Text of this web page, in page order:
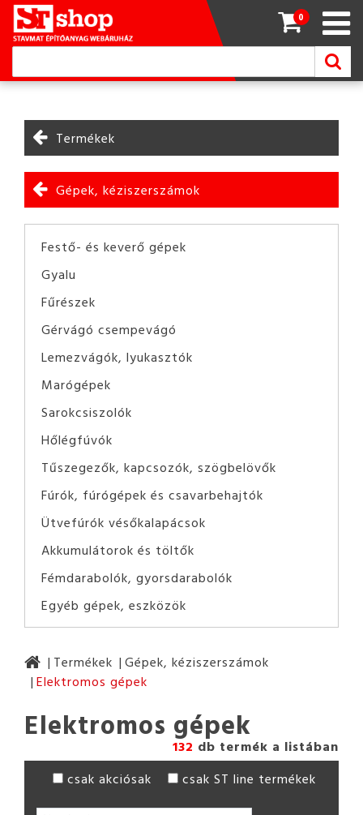
0
Termékek
Gépek, kéziszerszámok
Festő- és keverő gépek
Gyalu
Fűrészek
Gérvágó csempevágó
Lemezvágók, lyukasztók
Marógépek
Sarokcsiszolók
Hőlégfúvók
Tűszegezők, kapcsozók, szögbelövők
Fúrók, fúrógépek és csavarbehajtók
Ütvefúrók vésőkalapácsok
Akkumulátorok és töltők
Fémdarabolók, gyorsdarabolók
Egyéb gépek, eszközök
Termékek
Gépek, kéziszerszámok
Elektromos gépek
Elektromos gépek
132 db termék a listában
csak akciósak
csak ST line termékek